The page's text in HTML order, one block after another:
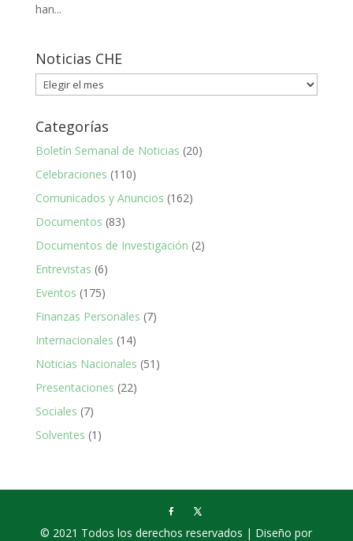
han...
Noticias CHE
Noticias
CHE
Categorías
Boletín Semanal de Noticias (20)
Celebraciones (110)
Comunicados y Anuncios (162)
Documentos (83)
Documentos de Investigación (2)
Entrevistas (6)
Eventos (175)
Finanzas Personales (7)
Internacionales (14)
Noticias Nacionales (51)
Presentaciones (22)
Sociales (7)
Solventes (1)
© 2021 Todos los derechos reservados | Diseño por